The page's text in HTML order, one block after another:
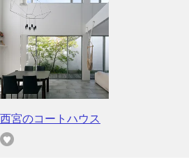
西宮のコートハウス